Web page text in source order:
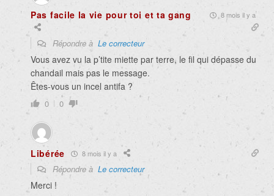
Pas facile la vie pour toi et ta gang 8 mois il y a
Répondre à Le correcteur
Vous avez vu la p’tite miette par terre, le fil qui dépasse du
chandail mais pas le message.
Êtes-vous un incel antifa ?
0 0
Libérée 8 mois il y a
Répondre à Le correcteur
Merci !